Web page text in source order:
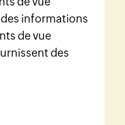
informations
de vue
des